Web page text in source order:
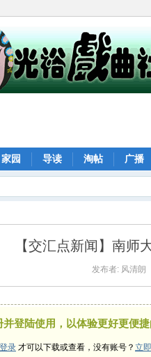
家园 导读 淘帖 广播
【交汇点新闻】南师
发布者: 风清朗
并登陆使用，以体验更好更便
登录 才可以下载或查看，没有账号？ 立